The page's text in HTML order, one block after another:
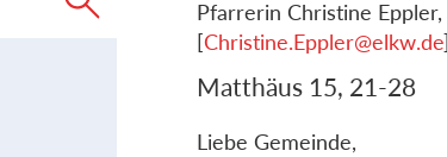
Pfarrerin Christine
[Christine.Eppler@elkw.de]
Matthäus 15, 21-28
Liebe Gemeinde,